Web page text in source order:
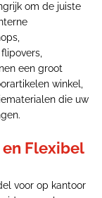
om de juiste
een groot
winkel,
die uw
Flexibel
voor op kantoor